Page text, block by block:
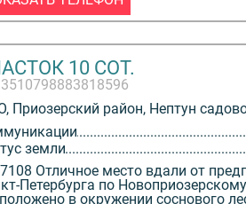
10 СОТ.
Приозерский район, Нептун
земли
Отличное место вдали от
Петербурга по
в окружении соснового